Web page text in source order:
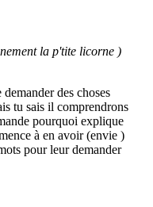
la p'tite licorne )
des choses
tu sais il comprendrons
pourquoi explique
à en avoir (envie )
pour leur demander